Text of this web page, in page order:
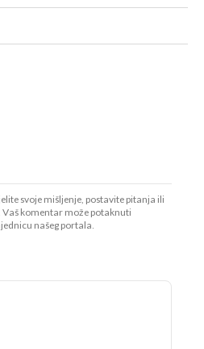
svoje mišljenje, postavite pitanja ili
Vaš komentar može potaknuti
našeg portala.